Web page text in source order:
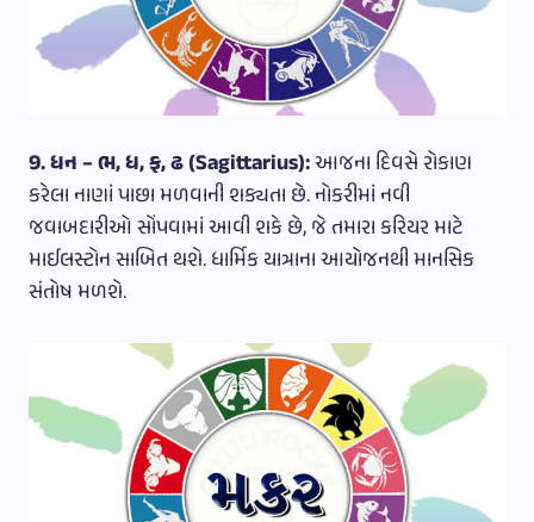
9. ધન – ભ, ધ, ફ, ઢ (Sagittarius):આજના દિવસે રોકાણ
કરેલા નાણાં પાછા મળવાની શક્યતા છે. નોકરીમાં નવી
જવાબદારીઓ સોંપવામાં આવી શકે છે, જે તમારા કરિયર માટે
માઈલસ્ટોન સાબિત થશે. ધાર્મિક યાત્રાના આયોજનથી માનસિક
સંતોષ મળશે.